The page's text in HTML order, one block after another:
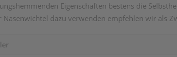
Eigenschaften bestens die
Nasenwichtel dazu verwenden empfehlen wir als